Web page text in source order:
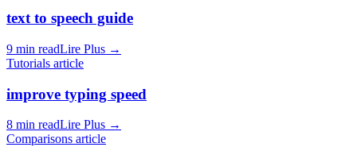
text to speech guide
9 min readLire Plus →
Tutorials article
improve typing speed
8 min readLire Plus →
Comparisons article